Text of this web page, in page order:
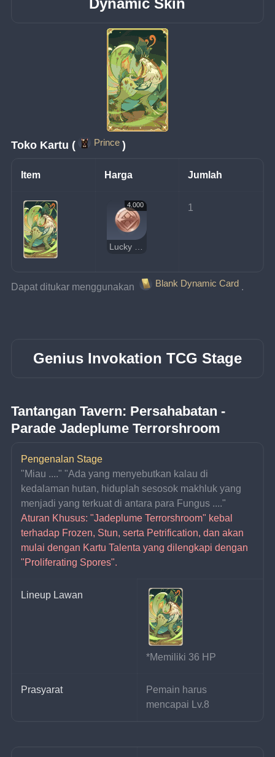
Dynamic Skin
Toko Kartu ( Prince )
Item Harga Jumlah
4.000 1
Dapat ditukar menggunakan Blank Dynamic Card .
Genius Invokation TCG Stage
Tantangan Tavern: Persahabatan -
Parade Jadeplume Terrorshroom
Pengenalan Stage
"Miau ...." "Ada yang menyebutkan kalau di
kedalaman hutan, hiduplah sesosok makhluk yang
menjadi yang terkuat di antara para Fungus ...."
Aturan Khusus: "Jadeplume Terrorshroom" kebal
terhadap Frozen, Stun, serta Petrification, dan akan
mulai dengan Kartu Talenta yang dilengkapi dengan
"Proliferating Spores".
Lineup Lawan
*Memiliki 36 HP
Prasyarat
Pemain harus
mencapai Lv.8